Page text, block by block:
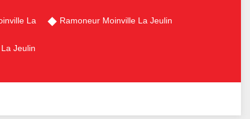
La
Jeulin
Ramoneur Moinville La Jeulin